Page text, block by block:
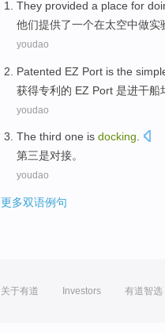
They provided a place for
他们提供了一个在太空中做实
youdao
Patented EZ Port is the
获得专利的 EZ Port 是进干船
youdao
The third one is docking.
第三是对接。
youdao
更多双语例句
关于有道 Investors 有道智选